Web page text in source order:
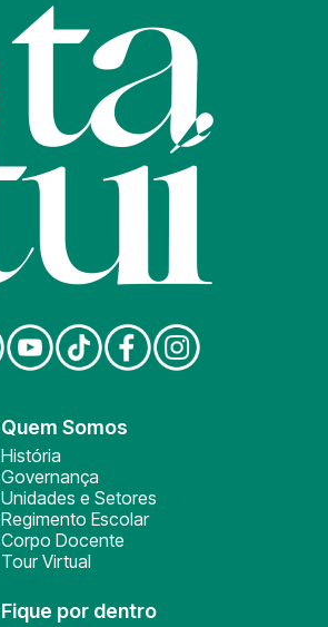
Quem Somos
História
Governança
Unidades e Setores
Regimento Escolar
Corpo Docente
Tour Virtual
Fique por dentro